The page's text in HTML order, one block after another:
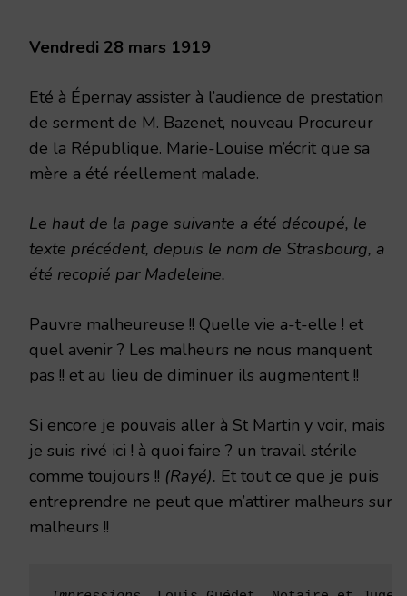
Vendredi 28 mars 1919
Eté à Épernay assister à l’audience de prestation
de serment de M. Bazenet, nouveau Procureur
de la République. Marie-Louise m’écrit que sa
mère a été réellement malade.
Le haut de la page suivante a été découpé, le
texte précédent, depuis le nom de Strasbourg, a
été recopié par Madeleine.
Pauvre malheureuse !! Quelle vie a-t-elle ! et
quel avenir ? Les malheurs ne nous manquent
pas !! et au lieu de diminuer ils augmentent !!
Si encore je pouvais aller à St Martin y voir, mais
je suis rivé ici ! à quoi faire ? un travail stérile
comme toujours !! (Rayé). Et tout ce que je puis
entreprendre ne peut que m’attirer malheurs sur
malheurs !!